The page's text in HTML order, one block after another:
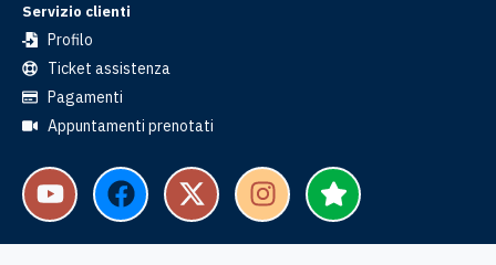
Servizio clienti
Profilo
Ticket assistenza
Pagamenti
Appuntamenti prenotati